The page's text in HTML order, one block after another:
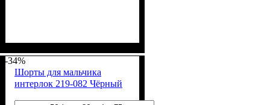
б, 6% лайкра)
-34%
Шорты для мальчика
интерлок 219-082 Чёрный